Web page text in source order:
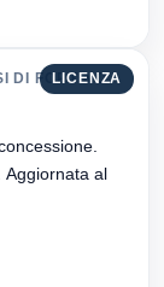
LICENZA
DI FORTINO